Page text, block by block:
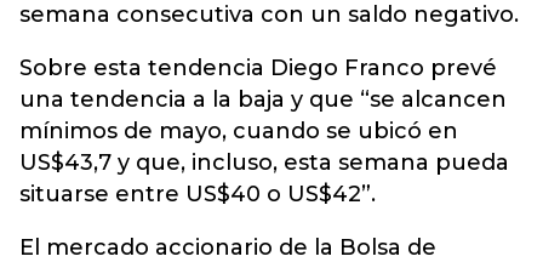
semana consecutiva con un saldo negativo.
Sobre esta tendencia Diego Franco prevé
una tendencia a la baja y que “se alcancen
mínimos de mayo, cuando se ubicó en
US$43,7 y que, incluso, esta semana pueda
situarse entre US$40 o US$42”.
El mercado accionario de la Bolsa de